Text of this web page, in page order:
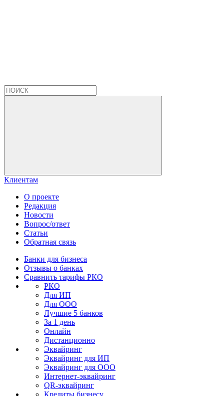
Клиентам
О проекте
Редакция
Новости
Вопрос/ответ
Статьи
Обратная связь
Банки для бизнеса
Отзывы о банках
Сравнить тарифы РКО
РКО
Для ИП
Для ООО
Лучшие 5 банков
За 1 день
Онлайн
Дистанционно
Эквайринг
Эквайринг для ИП
Эквайринг для ООО
Интернет-эквайринг
QR-эквайринг
Кредиты бизнесу